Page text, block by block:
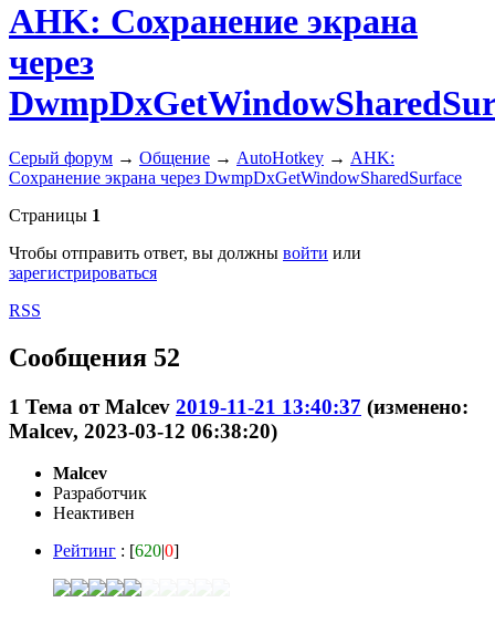
AHK: Сохранение экрана
через
Серый форум → Общение → AutoHotkey → AHK:
Сохранение экрана через DwmpDxGetWindowSharedSurface
Страницы 1
Чтобы отправить ответ, вы должны войти или
зарегистрироваться
RSS
Сообщения 52
1 Тема отMalcev 2019-11-21 13:40:37 (изменено:
Malcev, 2023-03-12 06:38:20)
Malcev
Разработчик
Неактивен
Рейтинг : [620|0]